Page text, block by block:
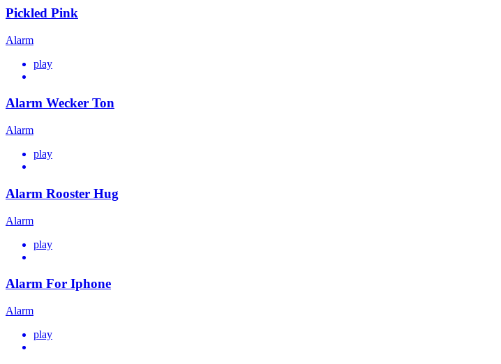
Pickled Pink
Alarm
play
Alarm Wecker Ton
Alarm
play
Alarm Rooster Hug
Alarm
play
Alarm For Iphone
Alarm
play